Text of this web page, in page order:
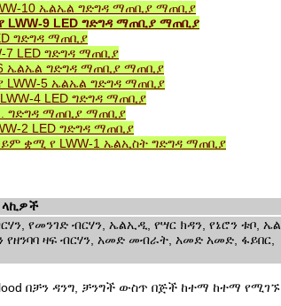
10 ኤልኤል ግድግዳ ማጠቢያ ማጠቢያ
LWW-9 LED ግድግዳ ማጠቢያ ማጠቢያ
ግድግዳ ማጠቢያ
7 LED ግድግዳ ማጠቢያ
6 ኤልኤል ግድግዳ ማጠቢያ ማጠቢያ
LWW-5 ኤልኤል ግድግዳ ማጠቢያ
4 LED ግድግዳ ማጠቢያ
ግድግዳ ማጠቢያ ማጠቢያ
2 LED ግድግዳ ማጠቢያ
ወይም ቋሚ የ LWW-1 ኤልኢስት ግድግዳ ማጠቢያ
ላኪዎች
የመንገድ ብርሃን, ኤልኢዲ, የሣር ክዳን, የኔሮን ቱቦ, ኤል,
ዛፍ ብርሃን, አመድ መብራት, አመድ አመድ, ፋይበር,
በቻን ዳንግ, ቻንግች ውስጥ በጅች ከተማ ከተማ የሚገኙ